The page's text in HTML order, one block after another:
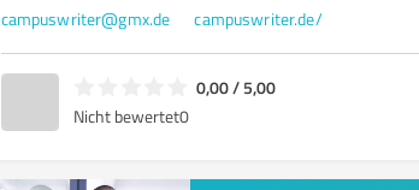
campuswriter@gmx.de campuswriter.de/
0,00 / 5,00
Nicht bewertet0